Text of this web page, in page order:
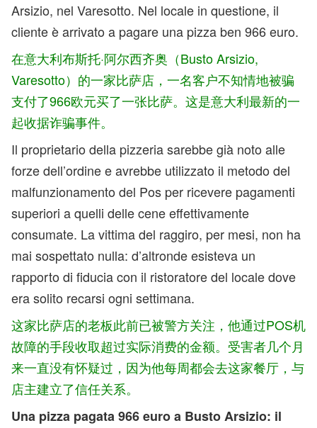
Arsizio, nel Varesotto. Nel locale in questione, il
cliente è arrivato a pagare una pizza ben 966 euro.
在意大利布斯托·阿尔西齐奥（Busto Arsizio,
Varesotto）的一家比萨店，一名客户不知情地被骗
支付了966欧元买了一张比萨。这是意大利最新的一
起收据诈骗事件。
Il proprietario della pizzeria sarebbe già noto alle
forze dell’ordine e avrebbe utilizzato il metodo del
malfunzionamento del Pos per ricevere pagamenti
superiori a quelli delle cene effettivamente
consumate. La vittima del raggiro, per mesi, non ha
mai sospettato nulla: d’altronde esisteva un
rapporto di fiducia con il ristoratore del locale dove
era solito recarsi ogni settimana.
这家比萨店的老板此前已被警方关注，他通过POS机
故障的手段收取超过实际消费的金额。受害者几个月
来一直没有怀疑过，因为他每周都会去这家餐厅，与
店主建立了信任关系。
Una pizza pagata 966 euro a Busto Arsizio: il